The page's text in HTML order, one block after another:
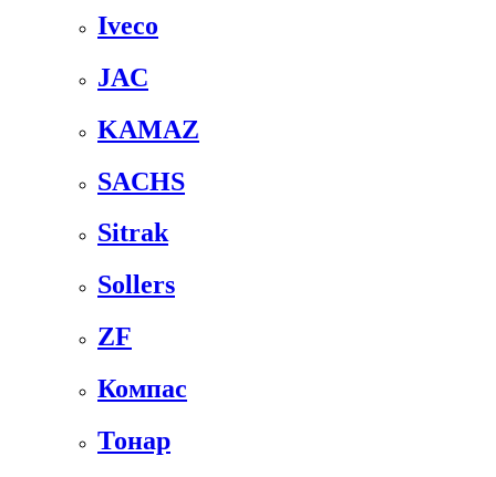
Iveco
JAC
KAMAZ
SACHS
Sitrak
Sollers
ZF
Компас
Тонар